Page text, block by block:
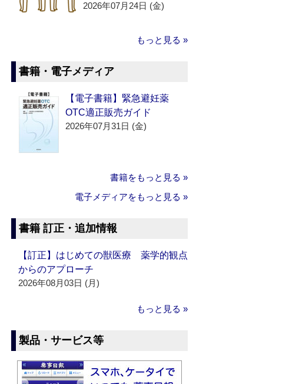
2026年07月24日 (金)
もっと見る »
書籍・電子メディア
【電子書籍】緊急避妊薬
OTC適正販売ガイド
2026年07月31日 (金)
書籍をもっと見る »
電子メディアをもっと見る »
書籍 訂正・追加情報
【訂正】はじめての獣医療 薬学的観点
からのアプローチ
2026年08月03日 (月)
もっと見る »
製品・サービス等